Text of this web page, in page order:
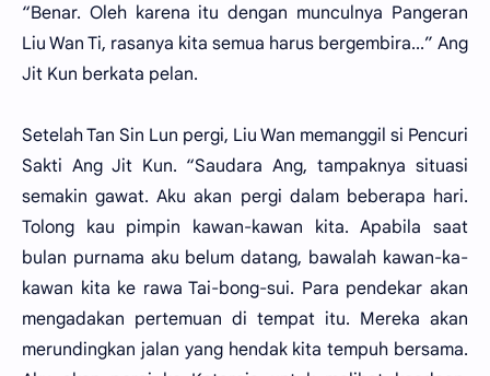
“Benar. Oleh karena itu dengan munculnya Pangeran
Liu Wan Ti, rasanya kita semua harus bergembira...” Ang
Jit Kun berkata pelan.
Setelah Tan Sin Lun pergi, Liu Wan memanggil si Pencuri
Sakti Ang Jit Kun. “Saudara Ang, tampaknya situasi
semakin gawat. Aku akan pergi dalam beberapa hari.
Tolong kau pimpin kawan-kawan kita. Apabila saat
bulan purnama aku belum datang, bawalah kawan-ka-
kawan kita ke rawa Tai-bong-sui. Para pendekar akan
mengadakan pertemuan di tempat itu. Mereka akan
merundingkan jalan yang hendak kita tempuh bersama.